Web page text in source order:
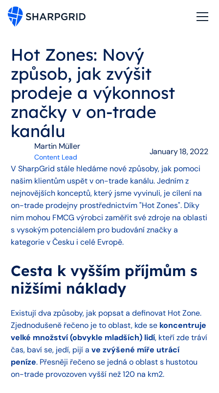
Hot Zones: Nový
způsob, jak zvýšit
prodeje a výkonnost
značky v on-trade
kanálu
Martin Müller
Content Lead
January 18, 2022
V SharpGrid stále hledáme nové způsoby, jak pomoci
našim klientům uspět v on-trade kanálu. Jedním z
nejnovějších konceptů, který jsme vyvinuli, je cílení na
on-trade prodejny prostřednictvím "Hot Zones". Díky
nim mohou FMCG výrobci zaměřit své zdroje na oblasti
s vysokým potenciálem pro budování značky a
kategorie v Česku i celé Evropě.
Cesta k vyšším příjmům s
nižšími náklady
Existují dva způsoby, jak popsat a definovat Hot Zone.
Zjednodušeně řečeno je to oblast, kde se koncentruje
velké množství (obvykle mladších) lidí, kteří zde tráví
čas, baví se, jedí, pijí ave zvýšené míře utrácí
peníze. Přesněji řečeno se jedná o oblast s hustotou
on-trade provozoven vyšší než 120 na km2.